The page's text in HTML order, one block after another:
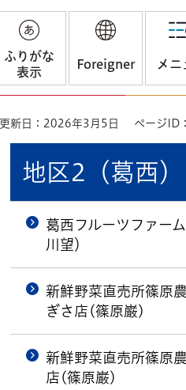
ふりがな
表示
Foreigner メニ
更新日：2026年3月5日 ページID
地区2（葛西）
葛西フルーツファー
川望）
新鮮野菜直売所篠原
ぎさ店(篠原巌)
新鮮野菜直売所篠原
店(篠原巌)